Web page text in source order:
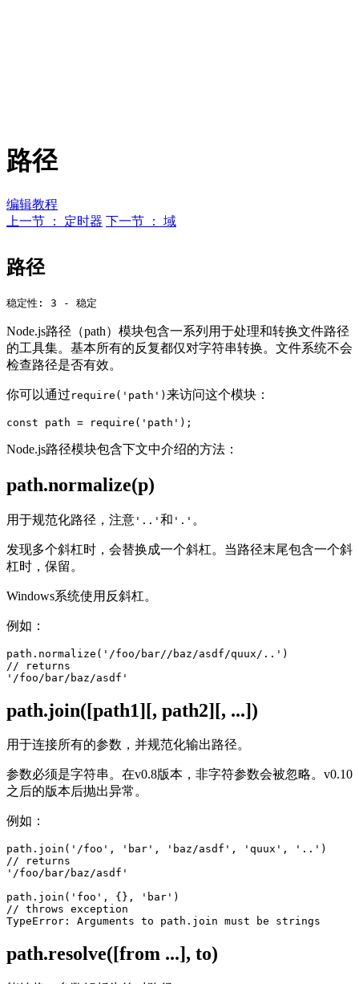
路径
编辑教程
上一节 ： 定时器 下一节 ： 域
路径
Node.js路径（path）模块包含一系列用于处理和转换文件路径
的工具集。基本所有的反复都仅对字符串转换。文件系统不会
检查路径是否有效。
你可以通过 require('path') 来访问这个模块：
Node.js路径模块包含下文中介绍的方法：
path.normalize(p)
用于规范化路径，注意 '..' 和 '.' 。
发现多个斜杠时，会替换成一个斜杠。当路径末尾包含一个斜
杠时，保留。
Windows系统使用反斜杠。
例如：
path.normalize('/foo/bar//baz/asdf/quux/..')
// returns
path.join([path1][, path2][, ...])
用于连接所有的参数，并规范化输出路径。
参数必须是字符串。在v0.8版本，非字符参数会被忽略。v0.10
之后的版本后抛出异常。
例如：
path.join('/foo', 'bar', 'baz/asdf', 'quux', '..')
// returns
'/foo/bar/baz/asdf'
path.join('foo', {}, 'bar')
// throws exception
path.resolve([from ...], to)